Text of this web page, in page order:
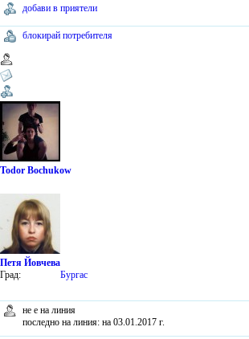
добави в приятели
блокирай потребителя
Todor Bochukow
Петя Йовчева
Град:
Бургас
не е на линия
последно на линия: на 03.01.2017 г.